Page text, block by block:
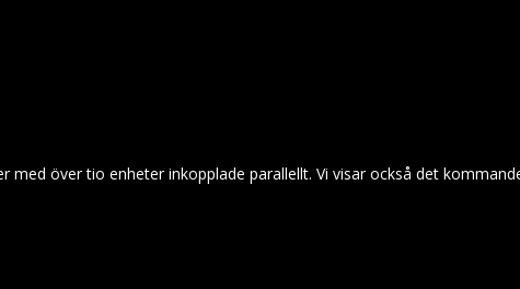
med över tio enheter inkopplade parallellt. Vi visar också det